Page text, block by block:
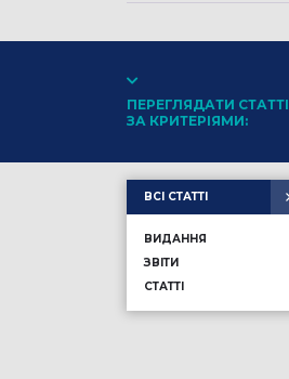
ПЕРЕГЛЯДАТИ СТАТТІ
ЗА КРИТЕРІЯМИ:
ВСІ СТАТТІ
ВИДАННЯ
ЗВІТИ
СТАТТІ